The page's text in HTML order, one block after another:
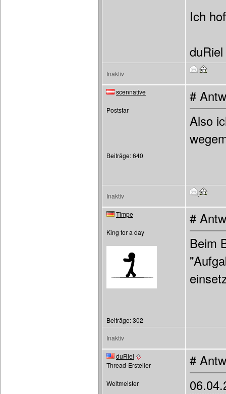
Ich
duRiel
Inaktiv
scennative
Poststar
Beiträge: 640
#
Also
Inaktiv
Timpe
King for a day
Beiträge: 302
#
Beim
Inaktiv
duRiel
Thread-Ersteller
Weltmeister
#